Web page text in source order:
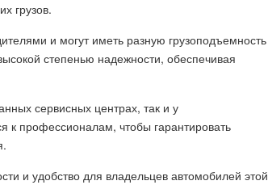
грузов.
и могут иметь разную грузоподъемность
степенью надежности, обеспечивая
сервисных центрах, так и у
к профессионалам, чтобы гарантировать
и удобство для владельцев автомобилей этой